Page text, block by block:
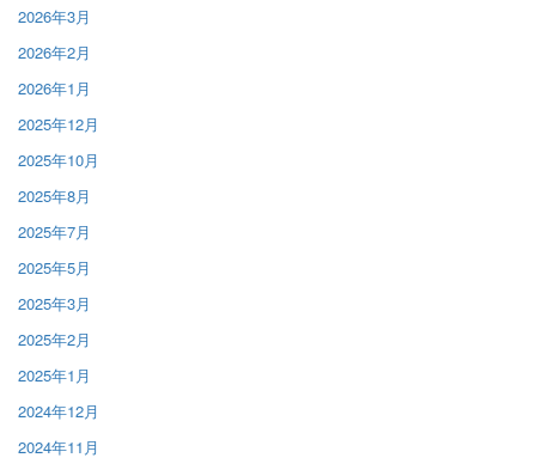
2026年3月
2026年2月
2026年1月
2025年12月
2025年10月
2025年8月
2025年7月
2025年5月
2025年3月
2025年2月
2025年1月
2024年12月
2024年11月